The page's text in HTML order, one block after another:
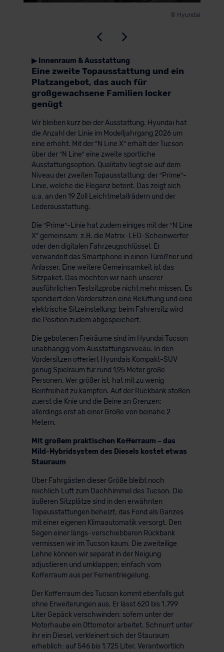
© Hyundai
▶ Innenraum & Ausstattung
Eine zweite Topausstattung und ein
Platzangebot, das auch für
großgewachsene Familien locker
genügt
Wir bleiben kurz bei der Ausstattung. Hyundai hat
die Anzahl der Linie im Modelljahrgang 2026 um
eine erhöht. Mit der ″N Line X″ erhält der Tucson
über der ″N Line″ eine zweite sportliche
Ausstattungsoption. Qualitativ liegt sie auf dem
Niveau der zweiten Topausstattung: der ″Prime″-
Linie, welche die Eleganz betont. Das zeigt sich
u.a. an den 19 Zoll Leichtmetallrädern und der
Lederausstattung.
Die ″Prime″-Linie hat zudem einiges mit der ″N Line
X″ gemeinsam: z.B. die Matrix-LED-Scheinwerfer
oder den digitalen Fahrzeugschlüssel. Er
verwandelt das Smartphone in einen Türöffner und
Anlasser. Eine weitere Gemeinsamkeit ist das
Sitzpaket. Das möchten wir nach unserer
ausführlichen Testsitzprobe nicht mehr missen. Es
spendiert den Vordersitzen eine Belüftung und eine
elektrische Sitzeinstellung; beim Fahrersitz wird
die Position zudem abgespeichert.
Die gebotenen Freiräume sind im Hyundai Tucson
unabhängig vom Ausstattungsniveau. In den
Vordersitzen offeriert Hyundais Kompakt-SUV
genug Spielraum für rund 1,95 Meter große
Personen. Wer größer ist, hat mit zu wenig
Beinfreiheit zu kämpfen. Auf der Rückbank stoßen
zuerst die Knie und die Beine an Grenzen:
allerdings erst ab einer Größe von beinahe 2
Metern.
Mit großem praktischen Kofferraum – das
Mild-Hybridsystem des Diesels kostet etwas
Stauraum
Über Fahrgästen dieser Größe bleibt noch
reichlich Luft zum Dachhimmel des Tucson. Die
äußeren Sitzplätze sind in den erwähnten
Topausstattungen beheizt; das Fond als Ganzes
mit einer eigenen Klimaautomatik versorgt. Den
Segen einer längs-verschiebbaren Rückbank
vermissen wir im Tucson kaum. Die zweiteilige
Lehne können wir separat in der Neigung
adjustieren und umklappen; einfach vom
Kofferraum aus per Fernentriegelung.
Der Kofferraum des Tucson kommt ebenfalls gut
ohne Erweiterungen aus. Er lässt 620 bis 1.799
Liter Gepäck verschwinden: sofern unter der
Motorhaube ein Ottomotor arbeitet. Schnurrt unter
ihr ein Diesel, verkleinert sich der Stauraum
erheblich: auf 546 bis 1.725 Liter. Verantwortlich